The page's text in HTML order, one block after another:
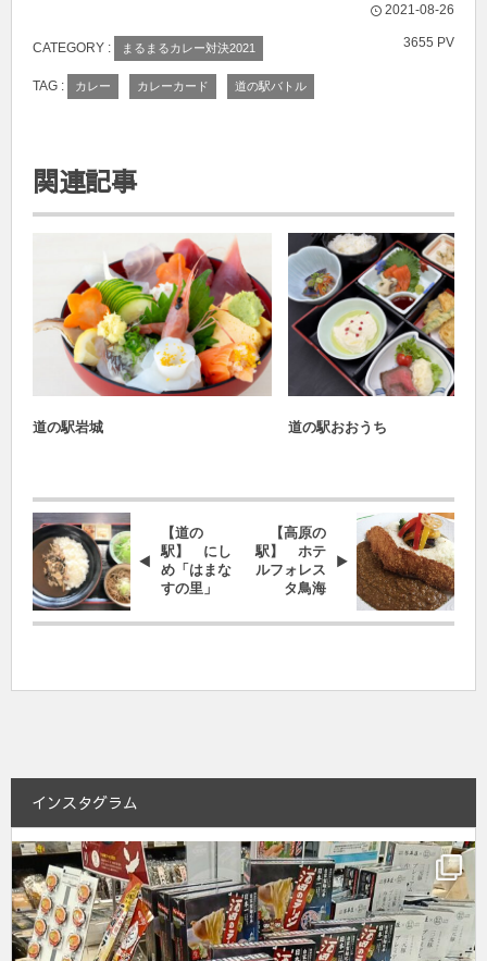
2021-08-26
3655 PV
CATEGORY : まるまるカレー対決2021
TAG : カレー カレーカード 道の駅バトル
関連記事
道の駅岩城 道の駅おおうち
【道の
駅】 にし
め「はまな
すの里」
【高原の
駅】 ホテ
ルフォレス
タ鳥海
インスタグラム